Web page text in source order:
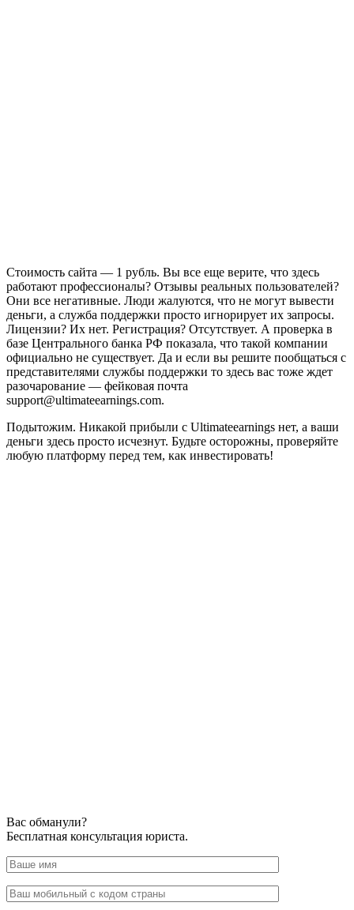
Стоимость сайта — 1 рубль. Вы все еще верите, что здесь
работают профессионалы? Отзывы реальных пользователей?
Они все негативные. Люди жалуются, что не могут вывести
деньги, а служба поддержки просто игнорирует их запросы.
Лицензии? Их нет. Регистрация? Отсутствует. А проверка в
базе Центрального банка РФ показала, что такой компании
официально не существует. Да и если вы решите пообщаться с
представителями службы поддержки то здесь вас тоже ждет
разочарование — фейковая почта
support@ultimateearnings.com.
Подытожим. Никакой прибыли с Ultimateearnings нет, а ваши
деньги здесь просто исчезнут. Будьте осторожны, проверяйте
любую платформу перед тем, как инвестировать!
Вас обманули?
Бесплатная консультация юриста.